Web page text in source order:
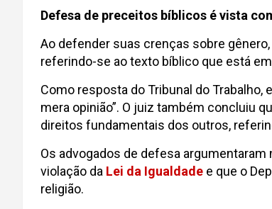
Defesa de preceitos bíblicos é vista
Ao defender suas crenças sobre
referindo-se ao texto bíblico que está
Como resposta do Tribunal do Trabalho,
mera opinião”. O juiz também concluiu
direitos fundamentais dos outros,
Os advogados de defesa argumentaram
violação da Lei da Igualdade e que o
religião.